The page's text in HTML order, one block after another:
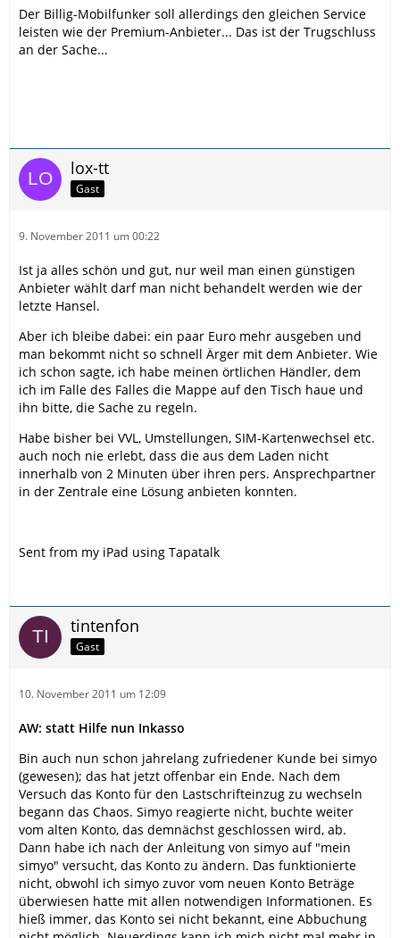
Der Billig-Mobilfunker soll allerdings den gleichen Service
leisten wie der Premium-Anbieter... Das ist der Trugschluss
an der Sache...
lox-tt
Gast
9. November 2011 um 00:22
Ist ja alles schön und gut, nur weil man einen günstigen
Anbieter wählt darf man nicht behandelt werden wie der
letzte Hansel.
Aber ich bleibe dabei: ein paar Euro mehr ausgeben und
man bekommt nicht so schnell Ärger mit dem Anbieter. Wie
ich schon sagte, ich habe meinen örtlichen Händler, dem
ich im Falle des Falles die Mappe auf den Tisch haue und
ihn bitte, die Sache zu regeln.
Habe bisher bei VVL, Umstellungen, SIM-Kartenwechsel etc.
auch noch nie erlebt, dass die aus dem Laden nicht
innerhalb von 2 Minuten über ihren pers. Ansprechpartner
in der Zentrale eine Lösung anbieten konnten.
Sent from my iPad using Tapatalk
tintenfon
Gast
10. November 2011 um 12:09
AW: statt Hilfe nun Inkasso
Bin auch nun schon jahrelang zufriedener Kunde bei simyo
(gewesen); das hat jetzt offenbar ein Ende. Nach dem
Versuch das Konto für den Lastschrifteinzug zu wechseln
begann das Chaos. Simyo reagierte nicht, buchte weiter
vom alten Konto, das demnächst geschlossen wird, ab.
Dann habe ich nach der Anleitung von simyo auf "mein
simyo" versucht, das Konto zu ändern. Das funktionierte
nicht, obwohl ich simyo zuvor vom neuen Konto Beträge
überwiesen hatte mit allen notwendigen Informationen. Es
hieß immer, das Konto sei nicht bekannt, eine Abbuchung